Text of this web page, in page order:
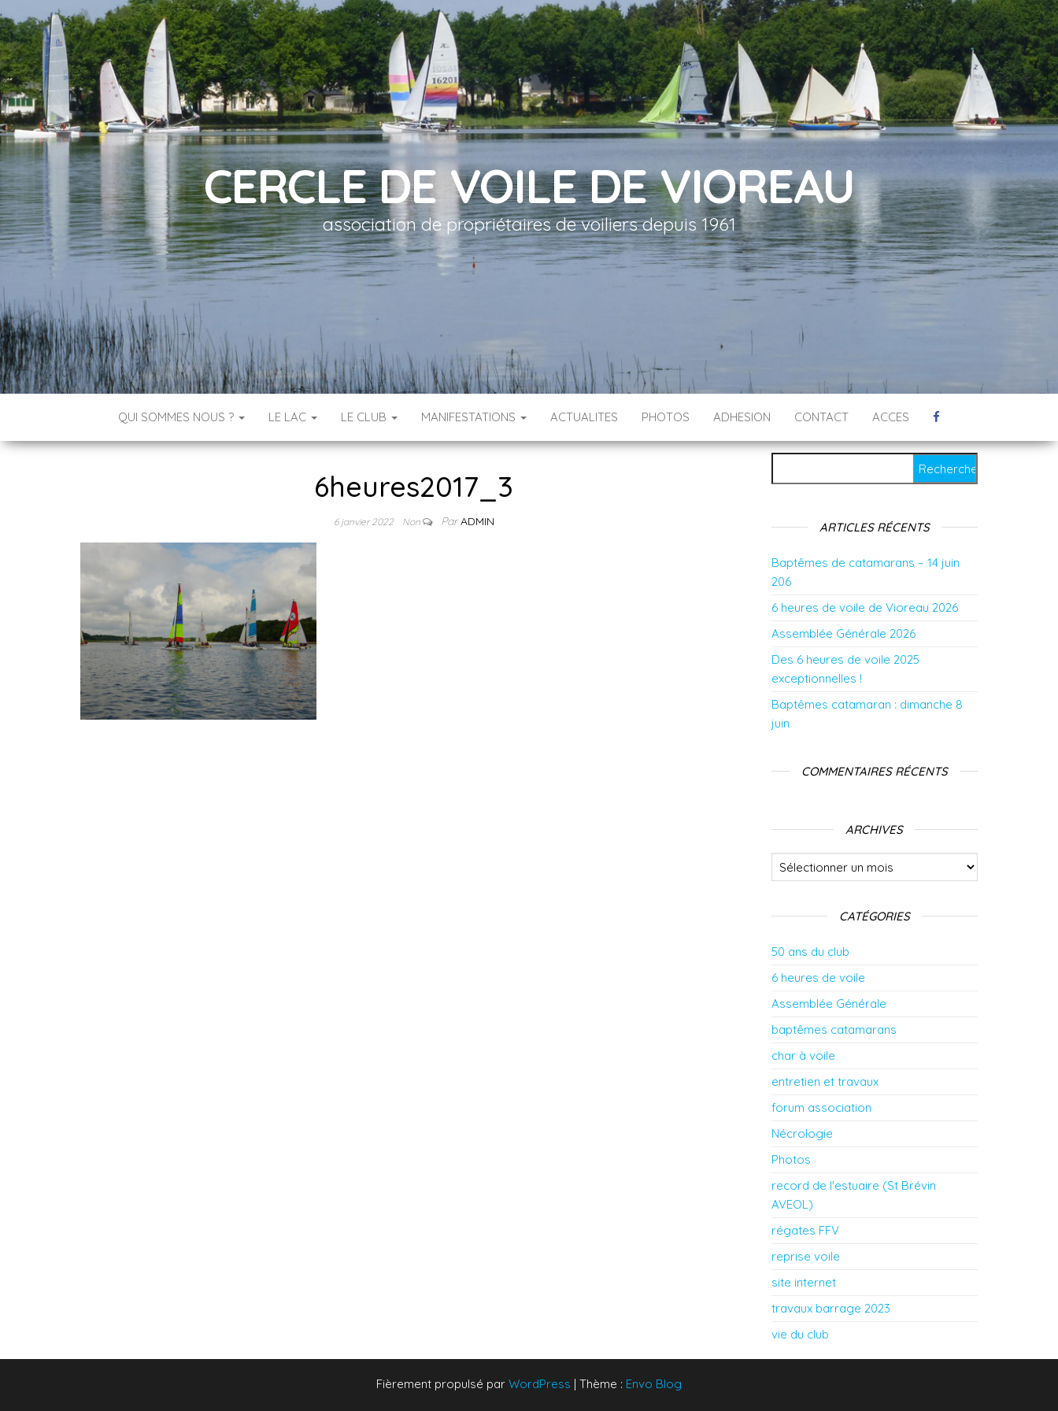
CERCLE DE VOILE DE VIOREAU
association de propriétaires de voiliers depuis 1961
QUI SOMMES NOUS ? LE LAC LE CLUB MANIFESTATIONS ACTUALITES PHOTOS ADHESION CONTACT ACCES
6heures2017_3
6 janvier 2022 Non ParADMIN ARTICLES RÉCENTS
Baptêmes de catamarans – 14 juin
206
6 heures de voile de Vioreau 2026
Assemblée Générale 2026
Des 6 heures de voile 2025
exceptionnelles !
Baptêmes catamaran : dimanche 8
juin
COMMENTAIRES RÉCENTS
ARCHIVES
Archives
CATÉGORIES
50 ans du club
6 heures de voile
Assemblée Générale
baptêmes catamarans
char à voile
entretien et travaux
forum association
Nécrologie
Photos
record de l'estuaire (St Brévin
AVEOL)
régates FFV
reprise voile
site internet
travaux barrage 2023
vie du club
Fièrement propulsé par WordPress | Thème : Envo Blog